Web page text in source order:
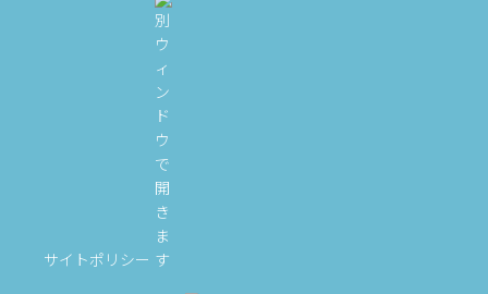
サイトポリシー